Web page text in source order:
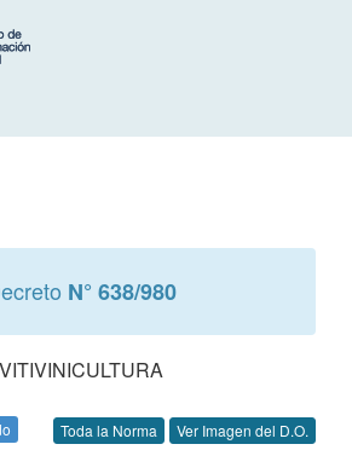
N° 638/980
VITIVINICULTURA
Toda la Norma Ver Imagen del D.O.